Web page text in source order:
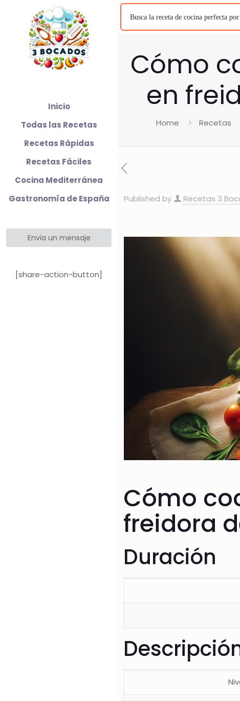
Cómo
en
Home Recetas
Published by Recetas 3
Cómo
freidora
Duración
Inicio
Todas las Recetas
Recetas Rápidas
Recetas Fáciles
Cocina Mediterránea
Gastronomía de España
Envia un mensaje
[share-action-button]